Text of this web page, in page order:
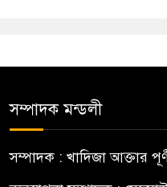
সম্পাদক মন্ডলী
সম্পাদক : খাদিজা আক্তার